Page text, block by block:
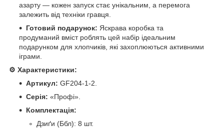
азарту — кожен запуск стає унікальним, а перемога
залежить від техніки гравця.
Готовий подарунок: Яскрава коробка та
продуманий вміст роблять цей набір ідеальним
подарунком для хлопчиків, які захоплюються активними
іграми.
⚙️ Характеристики:
Артикул: GF204-1-2.
Серія: «Профі».
Комплектація:
Дзиґи (Ббл): 8 шт.